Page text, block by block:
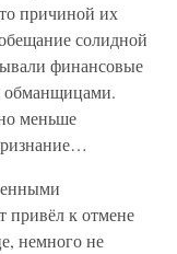
причиной их
солидной
финансовые
обманщицами.
меньше
привёл к отмене
немного не